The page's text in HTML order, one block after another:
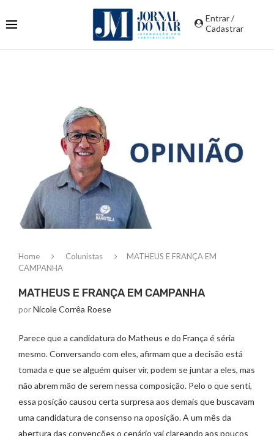
Entrar /
Cadastrar
Home Colunistas
MATHEUS E FRANÇA EM
CAMPANHA
MATHEUS E FRANÇA EM CAMPANHA
porNicole Corrêa Roese
Parece que a candidatura do Matheus e do França é séria
mesmo. Conversando com eles, afirmam que a decisão está
tomada e que se alguém quiser vir, podem se juntar a eles, mas
não abrem mão de serem nessa composição. Pelo o que senti,
essa posição causou certa surpresa aos demais que buscavam
uma candidatura de consenso na oposição. A um mês da
abertura das convenções o cenário vai clareando aos poucos